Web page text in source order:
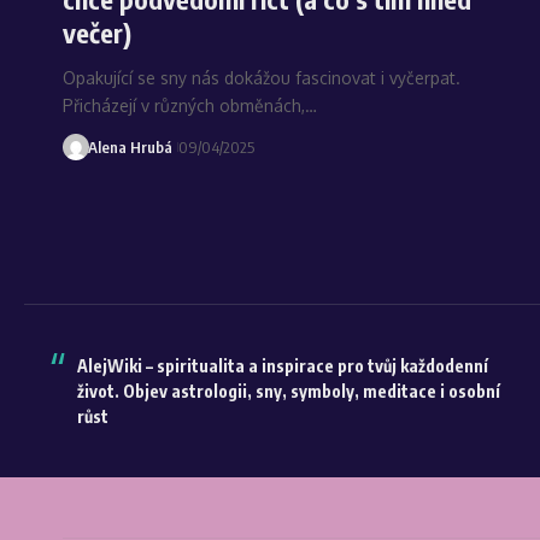
večer)
Opakující se sny nás dokážou fascinovat i vyčerpat.
Přicházejí v různých obměnách,…
Alena Hrubá 09/04/2025
AlejWiki – spiritualita a inspirace pro tvůj každodenní
život. Objev astrologii, sny, symboly, meditace i osobní
růst